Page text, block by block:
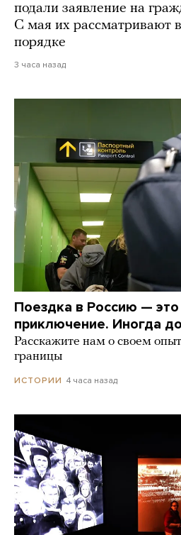
подали заявление на
С мая их рассматривают
порядке
3 часа назад
Поездка в Россию —
приключение. Иногда
Расскажите нам о своем
границы
ИСТОРИИ 4 часа назад